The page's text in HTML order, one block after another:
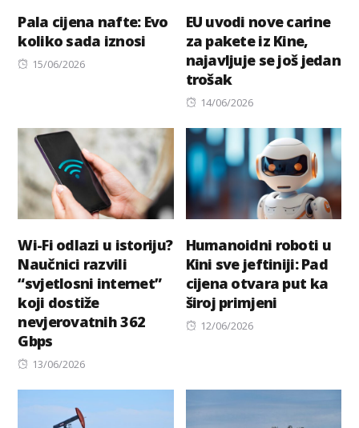
Pala cijena nafte: Evo
koliko sada iznosi
Posted
15/06/2026
EU uvodi nove carine
za pakete iz Kine,
najavljuje se još jedan
trošak
Posted
14/06/2026
Wi-Fi odlazi u istoriju?
Naučnici razvili
“svjetlosni internet”
koji dostiže
nevjerovatnih 362
Gbps
Posted
13/06/2026
Humanoidni roboti u
Kini sve jeftiniji: Pad
cijena otvara put ka
široj primjeni
Posted
12/06/2026